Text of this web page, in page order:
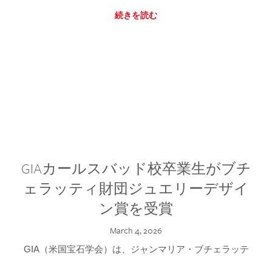
続きを読む
GIAカールスバッド校卒業生がブチ
ェラッティ財団ジュエリーデザイ
ン賞を受賞
March 4, 2026
GIA（米国宝石学会）は、ジャンマリア・ブチェラッテ